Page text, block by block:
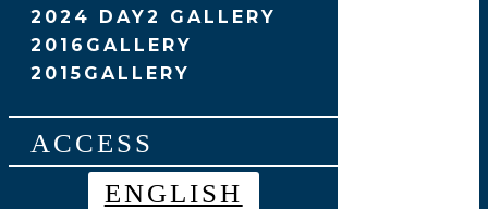
2024 DAY2 GALLERY
2016GALLERY
2015GALLERY
ACCESS
ENGLISH